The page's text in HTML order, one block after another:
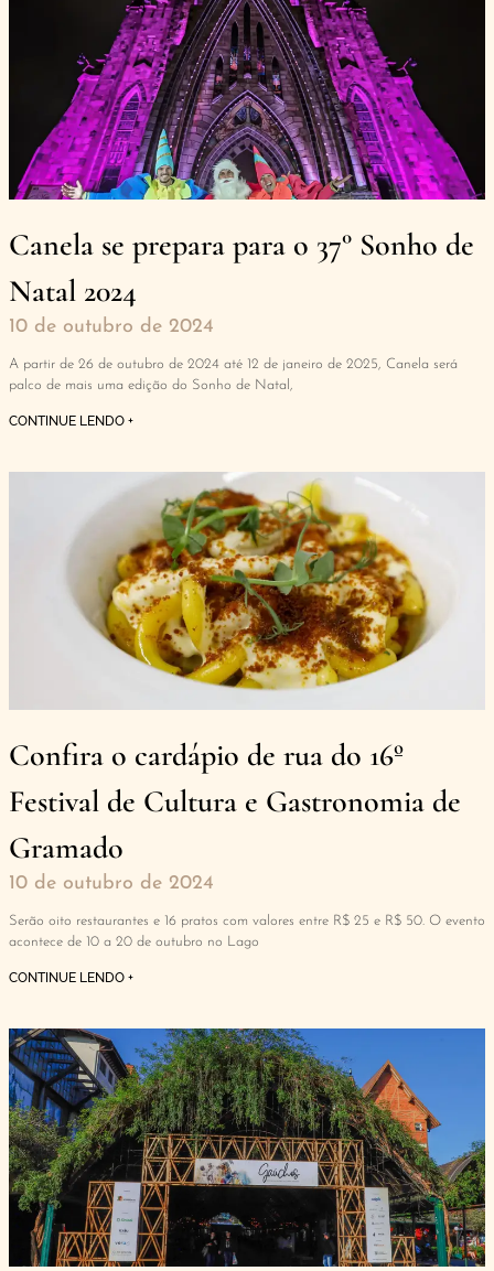
Canela se prepara para o 37° Sonho de
Natal 2024
10 de outubro de 2024
A partir de 26 de outubro de 2024 até 12 de janeiro de 2025, Canela será
palco de mais uma edição do Sonho de Natal,
CONTINUE LENDO +
Confira o cardápio de rua do 16º
Festival de Cultura e Gastronomia de
Gramado
10 de outubro de 2024
Serão oito restaurantes e 16 pratos com valores entre R$ 25 e R$ 50. O evento
acontece de 10 a 20 de outubro no Lago
CONTINUE LENDO +